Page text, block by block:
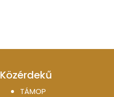
Közérdekű
TÁMOP